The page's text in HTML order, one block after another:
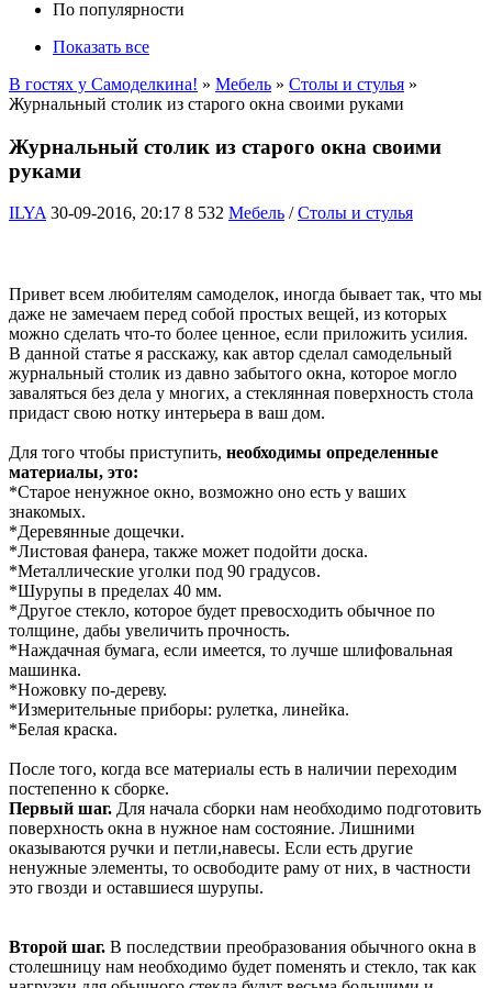
По популярности
Показать все
В гостях у Самоделкина! » Мебель » Столы и стулья »
Журнальный столик из старого окна своими руками
Журнальный столик из старого окна своими
руками
ILYA 30-09-2016, 20:17 8 532 Мебель /Столы и стулья
Привет всем любителям самоделок, иногда бывает так, что мы
даже не замечаем перед собой простых вещей, из которых
можно сделать что-то более ценное, если приложить усилия.
В данной статье я расскажу, как автор сделал самодельный
журнальный столик из давно забытого окна, которое могло
заваляться без дела у многих, а стеклянная поверхность стола
придаст свою нотку интерьера в ваш дом.
Для того чтобы приступить, необходимы определенные
материалы, это:
*Старое ненужное окно, возможно оно есть у ваших
знакомых.
*Деревянные дощечки.
*Листовая фанера, также может подойти доска.
*Металлические уголки под 90 градусов.
*Шурупы в пределах 40 мм.
*Другое стекло, которое будет превосходить обычное по
толщине, дабы увеличить прочность.
*Наждачная бумага, если имеется, то лучше шлифовальная
машинка.
*Ножовку по-дереву.
*Измерительные приборы: рулетка, линейка.
*Белая краска.
После того, когда все материалы есть в наличии переходим
постепенно к сборке.
Первый шаг. Для начала сборки нам необходимо подготовить
поверхность окна в нужное нам состояние. Лишними
оказываются ручки и петли,навесы. Если есть другие
ненужные элементы, то освободите раму от них, в частности
это гвозди и оставшиеся шурупы.
Второй шаг. В последствии преобразования обычного окна в
столешницу нам необходимо будет поменять и стекло, так как